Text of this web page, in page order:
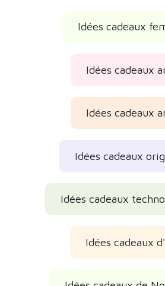
Idées cadeaux
Idées cadeaux
Idées cadeaux
Idées cadeaux
Idées cadeaux
Idées cadeaux